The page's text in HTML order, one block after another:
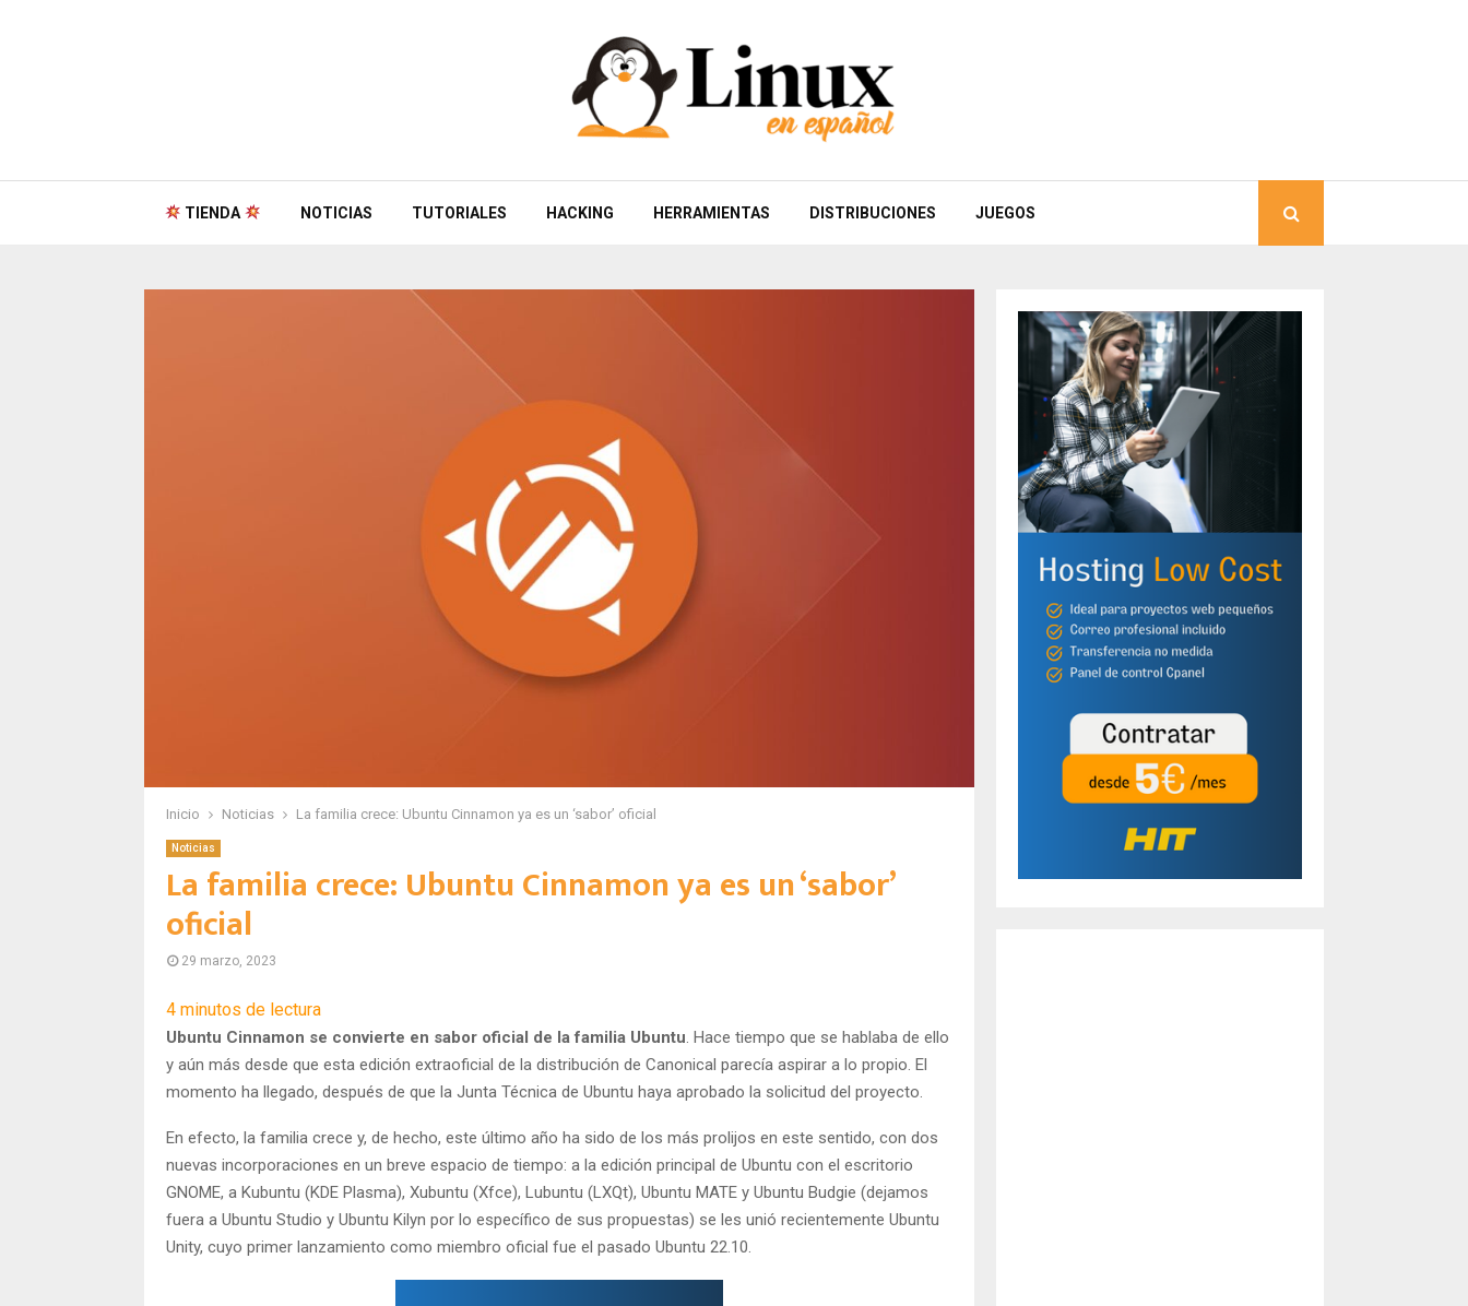
TIENDA NOTICIAS TUTORIALES HACKING HERRAMIENTAS DISTRIBUCIONES JUEGOS
Inicio Noticias La familia crece: Ubuntu Cinnamon ya es un ‘sabor’ oficial
Noticias
La familia crece: Ubuntu Cinnamon ya es un ‘sabor’
oficial
29 marzo, 2023
4 minutos de lectura
Ubuntu Cinnamon se convierte en sabor oficial de la familia Ubuntu . Hace tiempo que se hablaba de ello
y aún más desde que esta edición extraoficial de la distribución de Canonical parecía aspirar a lo propio. El
momento ha llegado, después de que la Junta Técnica de Ubuntu haya aprobado la solicitud del proyecto.
En efecto, la familia crece y, de hecho, este último año ha sido de los más prolijos en este sentido, con dos
nuevas incorporaciones en un breve espacio de tiempo: a la edición principal de Ubuntu con el escritorio
GNOME, a Kubuntu (KDE Plasma), Xubuntu (Xfce), Lubuntu (LXQt), Ubuntu MATE y Ubuntu Budgie (dejamos
fuera a Ubuntu Studio y Ubuntu Kilyn por lo específico de sus propuestas) se les unió recientemente Ubuntu
Unity, cuyo primer lanzamiento como miembro oficial fue el pasado Ubuntu 22.10.